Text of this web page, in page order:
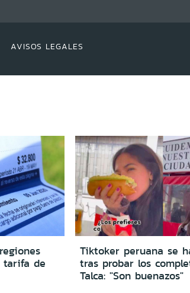
AVISOS LEGALES
tarifa de
Tiktoker peruana se
tras probar los
Talca: "Son buenazos"